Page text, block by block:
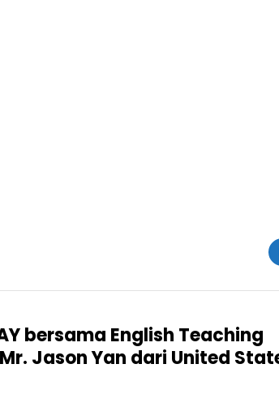
bersama English Teaching
Jason Yan dari United